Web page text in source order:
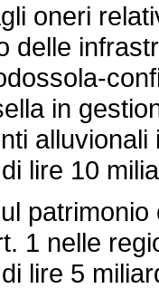
oneri
delle
in
lire 10
patrimonio
1 nelle
lire 5